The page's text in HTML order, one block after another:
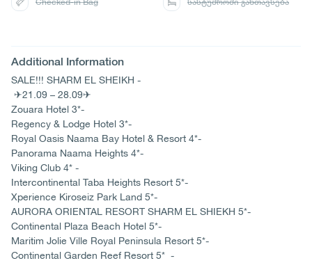
Additional Information
SALE!!! SHARM EL SHEIKH -
✈21.09 – 28.09✈
Zouara Hotel 3*-
Regency & Lodge Hotel 3*-
Royal Oasis Naama Bay Hotel & Resort 4*-
Panorama Naama Heights 4*-
Viking Club 4* -
Intercontinental Taba Heights Resort 5*-
Xperience Kiroseiz Park Land 5*-
AURORA ORIENTAL RESORT SHARM EL SHIEKH 5*-
Continental Plaza Beach Hotel 5*-
Maritim Jolie Ville Royal Peninsula Resort 5*-
Continental Garden Reef Resort 5* -
Checked-in Bag სასტუმროში განთავსება